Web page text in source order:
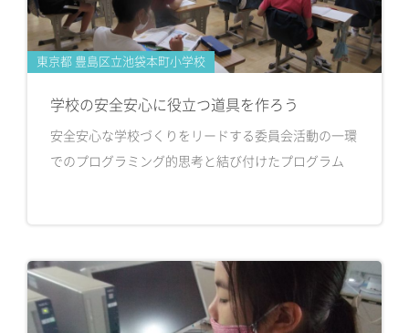
東京都 豊島区立池袋本町小学校
学校の安全安心に役立つ道具を作ろう
安全安心な学校づくりをリードする委員会活動の一環
でのプログラミング的思考と結び付けたプログラム